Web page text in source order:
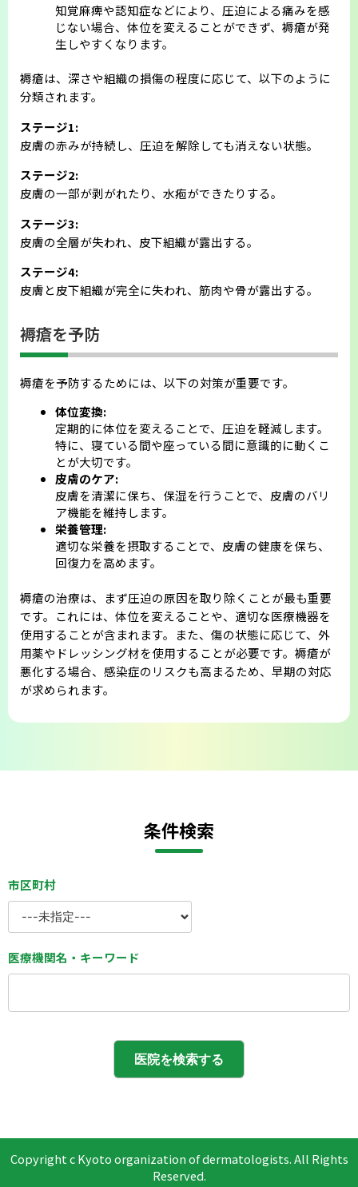
知覚麻痺や認知症などにより、圧迫による痛みを感
じない場合、体位を変えることができず、褥瘡が発
生しやすくなります。
褥瘡は、深さや組織の損傷の程度に応じて、以下のように
分類されます。
ステージ1:
皮膚の赤みが持続し、圧迫を解除しても消えない状態。
ステージ2:
皮膚の一部が剥がれたり、水疱ができたりする。
ステージ3:
皮膚の全層が失われ、皮下組織が露出する。
ステージ4:
皮膚と皮下組織が完全に失われ、筋肉や骨が露出する。
褥瘡を予防
褥瘡を予防するためには、以下の対策が重要です。
体位変換:
定期的に体位を変えることで、圧迫を軽減します。
特に、寝ている間や座っている間に意識的に動くこ
とが大切です。
皮膚のケア:
皮膚を清潔に保ち、保湿を行うことで、皮膚のバリ
ア機能を維持します。
栄養管理:
適切な栄養を摂取することで、皮膚の健康を保ち、
回復力を高めます。
褥瘡の治療は、まず圧迫の原因を取り除くことが最も重要
です。これには、体位を変えることや、適切な医療機器を
使用することが含まれます。また、傷の状態に応じて、外
用薬やドレッシング材を使用することが必要です。褥瘡が
悪化する場合、感染症のリスクも高まるため、早期の対応
が求められます。
条件検索
市区町村
医療機関名・キーワード
Copyright c Kyoto organization of dermatologists. All Rights
Reserved.